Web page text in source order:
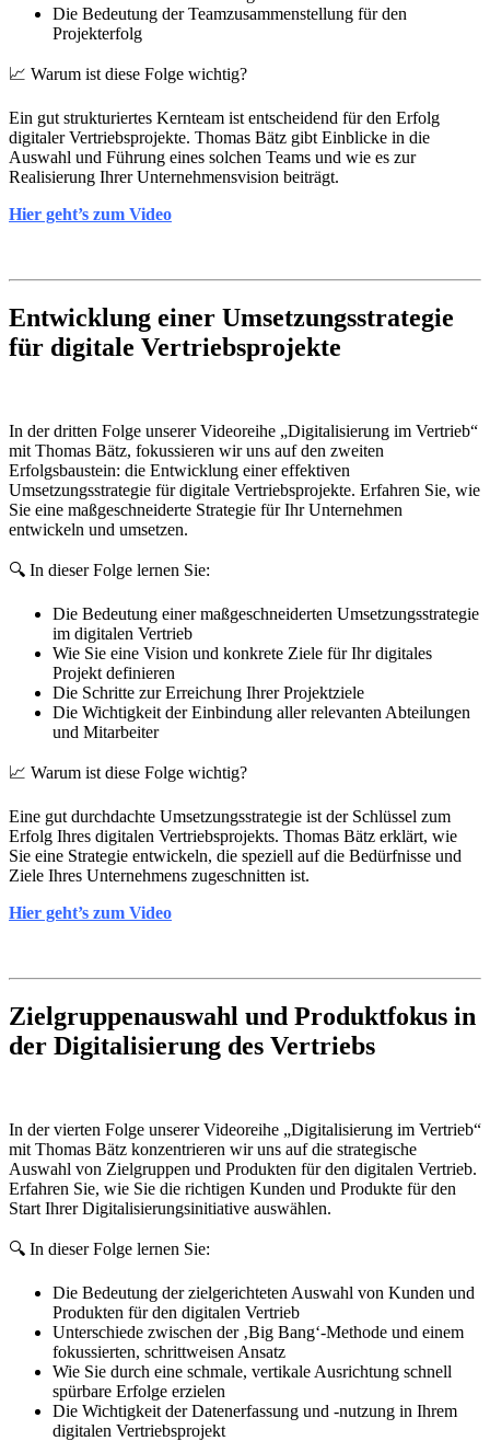
Die Bedeutung der Teamzusammenstellung für den
Projekterfolg
📈 Warum ist diese Folge wichtig?
Ein gut strukturiertes Kernteam ist entscheidend für den Erfolg
digitaler Vertriebsprojekte. Thomas Bätz gibt Einblicke in die
Auswahl und Führung eines solchen Teams und wie es zur
Realisierung Ihrer Unternehmensvision beiträgt.
Hier geht’s zum Video
Entwicklung einer Umsetzungsstrategie
für digitale Vertriebsprojekte
In der dritten Folge unserer Videoreihe „Digitalisierung im Vertrieb“
mit Thomas Bätz, fokussieren wir uns auf den zweiten
Erfolgsbaustein: die Entwicklung einer effektiven
Umsetzungsstrategie für digitale Vertriebsprojekte. Erfahren Sie, wie
Sie eine maßgeschneiderte Strategie für Ihr Unternehmen
entwickeln und umsetzen.
🔍 In dieser Folge lernen Sie:
Die Bedeutung einer maßgeschneiderten Umsetzungsstrategie
im digitalen Vertrieb
Wie Sie eine Vision und konkrete Ziele für Ihr digitales
Projekt definieren
Die Schritte zur Erreichung Ihrer Projektziele
Die Wichtigkeit der Einbindung aller relevanten Abteilungen
und Mitarbeiter
📈 Warum ist diese Folge wichtig?
Eine gut durchdachte Umsetzungsstrategie ist der Schlüssel zum
Erfolg Ihres digitalen Vertriebsprojekts. Thomas Bätz erklärt, wie
Sie eine Strategie entwickeln, die speziell auf die Bedürfnisse und
Ziele Ihres Unternehmens zugeschnitten ist.
Hier geht’s zum Video
Zielgruppenauswahl und Produktfokus in
der Digitalisierung des Vertriebs
In der vierten Folge unserer Videoreihe „Digitalisierung im Vertrieb“
mit Thomas Bätz konzentrieren wir uns auf die strategische
Auswahl von Zielgruppen und Produkten für den digitalen Vertrieb.
Erfahren Sie, wie Sie die richtigen Kunden und Produkte für den
Start Ihrer Digitalisierungsinitiative auswählen.
🔍 In dieser Folge lernen Sie:
Die Bedeutung der zielgerichteten Auswahl von Kunden und
Produkten für den digitalen Vertrieb
Unterschiede zwischen der ‚Big Bang‘-Methode und einem
fokussierten, schrittweisen Ansatz
Wie Sie durch eine schmale, vertikale Ausrichtung schnell
spürbare Erfolge erzielen
Die Wichtigkeit der Datenerfassung und -nutzung in Ihrem
digitalen Vertriebsprojekt